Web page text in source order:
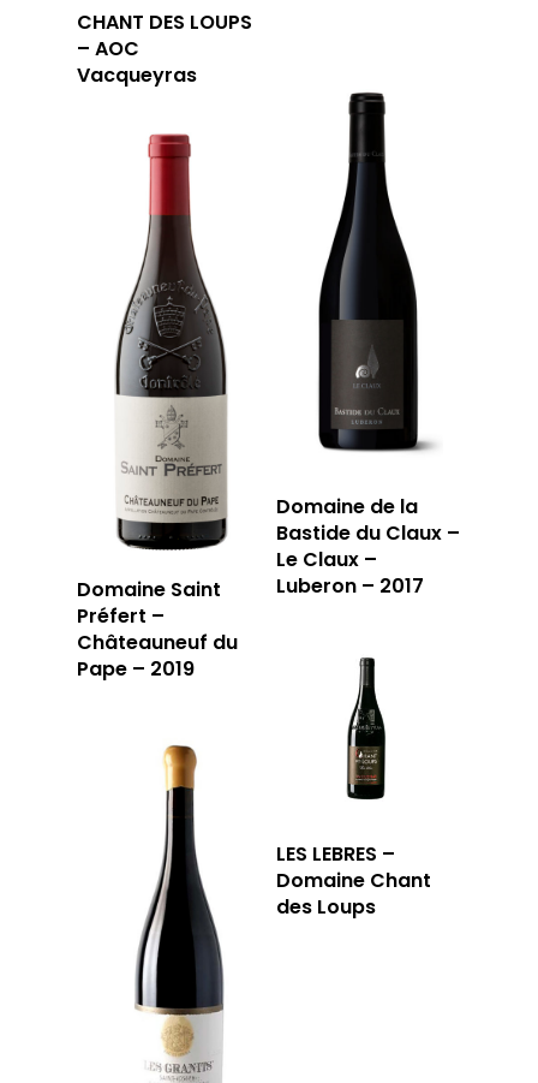
CHANT DES LOUPS
– AOC
Vacqueyras
Domaine de la
Bastide du Claux –
Le Claux –
Luberon – 2017
Domaine Saint
Préfert –
Châteauneuf du
Pape – 2019
LES LEBRES –
Domaine Chant
des Loups
LA CAVE
APERÇU DE NOTRE
LA TABLE
LA CARTE DU
JOUR
RÉSERVER
59 rue Grignan